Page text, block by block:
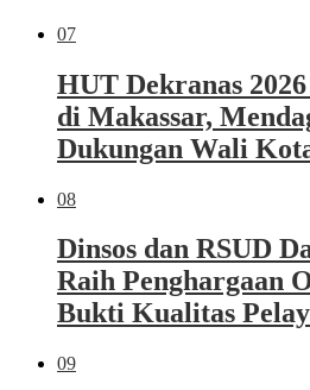
07
HUT Dekranas
di Makassar,
Dukungan Wali
08
Dinsos dan RSUD
Raih Penghargaan
Bukti Kualitas
09